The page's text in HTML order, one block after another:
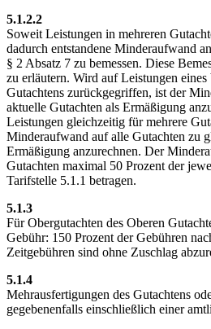
5.1.2.2
Soweit Leistungen in mehreren
dadurch entstandene Minderaufwand
§ 2 Absatz 7 zu bemessen. Diese
zu erläutern. Wird auf Leistungen eines
Gutachtens zurückgegriffen, ist der
aktuelle Gutachten als Ermäßigung
Leistungen gleichzeitig für mehrere
Minderaufwand auf alle Gutachten zu
Ermäßigung anzurechnen. Der
Gutachten maximal 50 Prozent der
Tarifstelle 5.1.1 betragen.
5.1.3
Für Obergutachten des Oberen
Gebühr: 150 Prozent der Gebühren
Zeitgebühren sind ohne Zuschlag
5.1.4
Mehrausfertigungen des Gutachtens
gegebenenfalls einschließlich einer